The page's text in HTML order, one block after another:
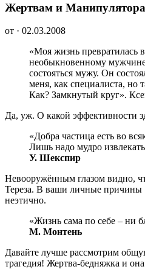
Жертвам и
от · 02.03.2008
«Моя жизнь превратилась
необыкновенному
состояться мужу. Он
меня, как специалиста, но
Как? Замкнутый круг».
Да, уж. О какой эффективности
«Добра частица есть во
Лишь надо мудро
У. Шекспир
Невооружённым глазом видно,
Тереза. В ваши личные причины
неэтично.
«Жизнь сама по себе – ни
М. Монтень
Давайте лучше рассмотрим
трагедия! Жертва-бедняжка и